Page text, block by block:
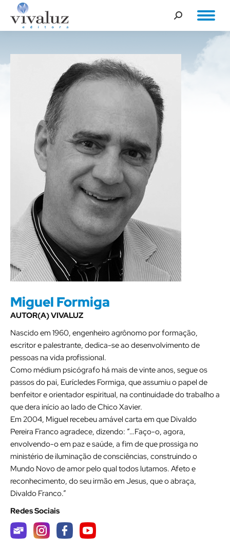
Buscar
Miguel Formiga
AUTOR(A) VIVALUZ
Nascido em 1960, engenheiro agrônomo por formação,
escritor e palestrante, dedica-se ao desenvolvimento de
pessoas na vida profissional.
Como médium psicógrafo há mais de vinte anos, segue os
passos do pai, Eurícledes Formiga, que assumiu o papel de
benfeitor e orientador espiritual, na continuidade do trabalho a
que dera início ao lado de Chico Xavier.
Em 2004, Miguel recebeu amável carta em que Divaldo
Pereira Franco agradece, dizendo: “…Faço-o, agora,
envolvendo-o em paz e saúde, a fim de que prossiga no
ministério de iluminação de consciências, construindo o
Mundo Novo de amor pelo qual todos lutamos. Afeto e
reconhecimento, do seu irmão em Jesus, que o abraça,
Divaldo Franco.”
Redes Sociais